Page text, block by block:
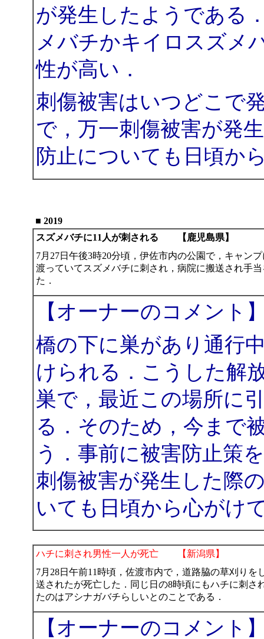
が発生したようである
メバチかキイロスズメ
性が高い．
刺傷被害はいつどこで
で，万一刺傷被害が発
防止についても日頃か
■ 2019
スズメバチに11人が刺される 【鹿児島県】
7月27日午後3時20分頃，伊佐市内の公園で，キャン
渡っていてスズメバチに刺され，病院に搬送され手
た．
【オーナーのコメント
橋の下に巣があり通行
けられる．こうした解
巣で，最近この場所に
る．そのため，今まで
う．事前に被害防止策
刺傷被害が発生した際
いても日頃から心がけ
ハチに刺され男性一人が死亡 【新潟県】
7月28日午前11時頃，佐渡市内で，道路脇の草刈り
送されたが死亡した．同じ日の8時頃にもハチに刺
たのはアシナガバチらしいとのことである．
【オーナーのコメント